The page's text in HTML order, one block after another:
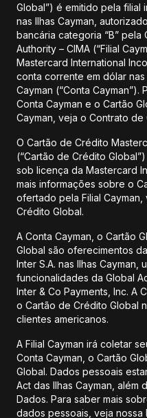
Global”) é emitido pela filial
nas Ilhas Cayman,
bancária categoria “B” pela
Authority – CIMA (“Filial
Mastercard International
conta corrente em dólar nas
Cayman (“Conta Cayman”).
Conta Cayman e o Cartão
Cayman, veja o Contrato de
O Cartão de Crédito
(“Cartão de Crédito
sob licença da Mastercard
mais informações sobre o
ofertado pela Filial
Crédito Global.
A Conta Cayman, o Cartão
Global são oferecimentos
Inter S.A. nas Ilhas Cayman,
funcionalidades da Global
Inter & Co Payments, Inc. A
o Cartão de Crédito Global
clientes americanos.
A Filial Cayman irá coletar
Conta Cayman, o Cartão
Global. Dados pessoais
Act das Ilhas Cayman, além
Dados. Para saber mais
dados pessoais, veja nossa